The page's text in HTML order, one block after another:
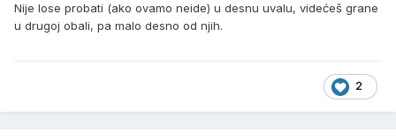
Nije lose probati (ako ovamo neide) u desnu uvalu, videćeš grane
u drugoj obali, pa malo desno od njih.
2